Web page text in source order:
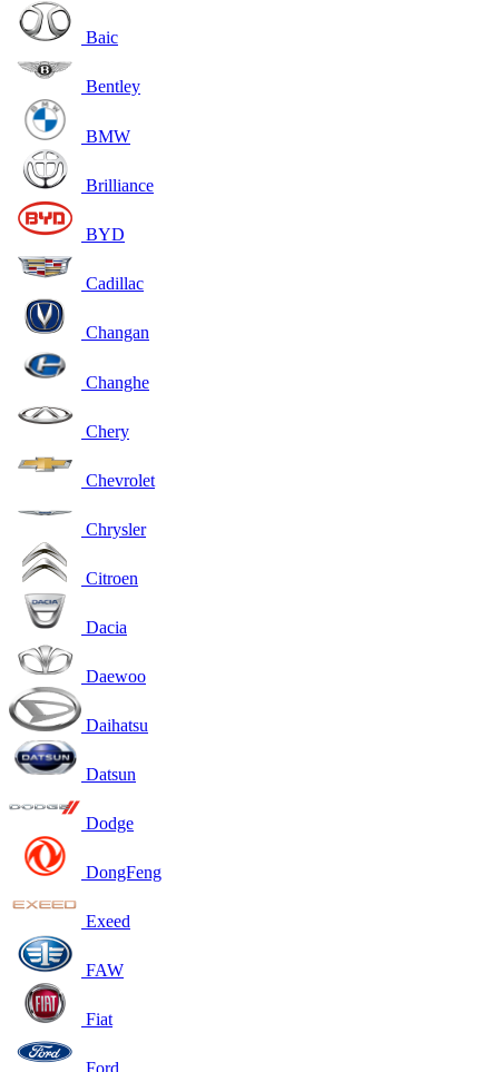
Baic
Bentley
BMW
Brilliance
BYD
Cadillac
Changan
Changhe
Chery
Chevrolet
Chrysler
Citroen
Dacia
Daewoo
Daihatsu
Datsun
Dodge
DongFeng
Exeed
FAW
Fiat